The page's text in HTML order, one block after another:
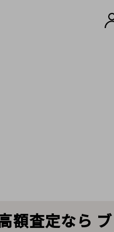
額査定なら